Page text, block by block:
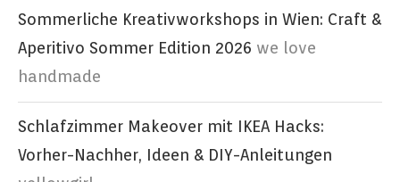
Sommerliche Kreativworkshops in Wien: Craft &
Aperitivo Sommer Edition 2026 we love
handmade
Schlafzimmer Makeover mit IKEA Hacks:
Vorher-Nachher, Ideen & DIY-Anleitungen